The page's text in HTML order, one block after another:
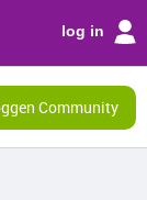
log in
Community